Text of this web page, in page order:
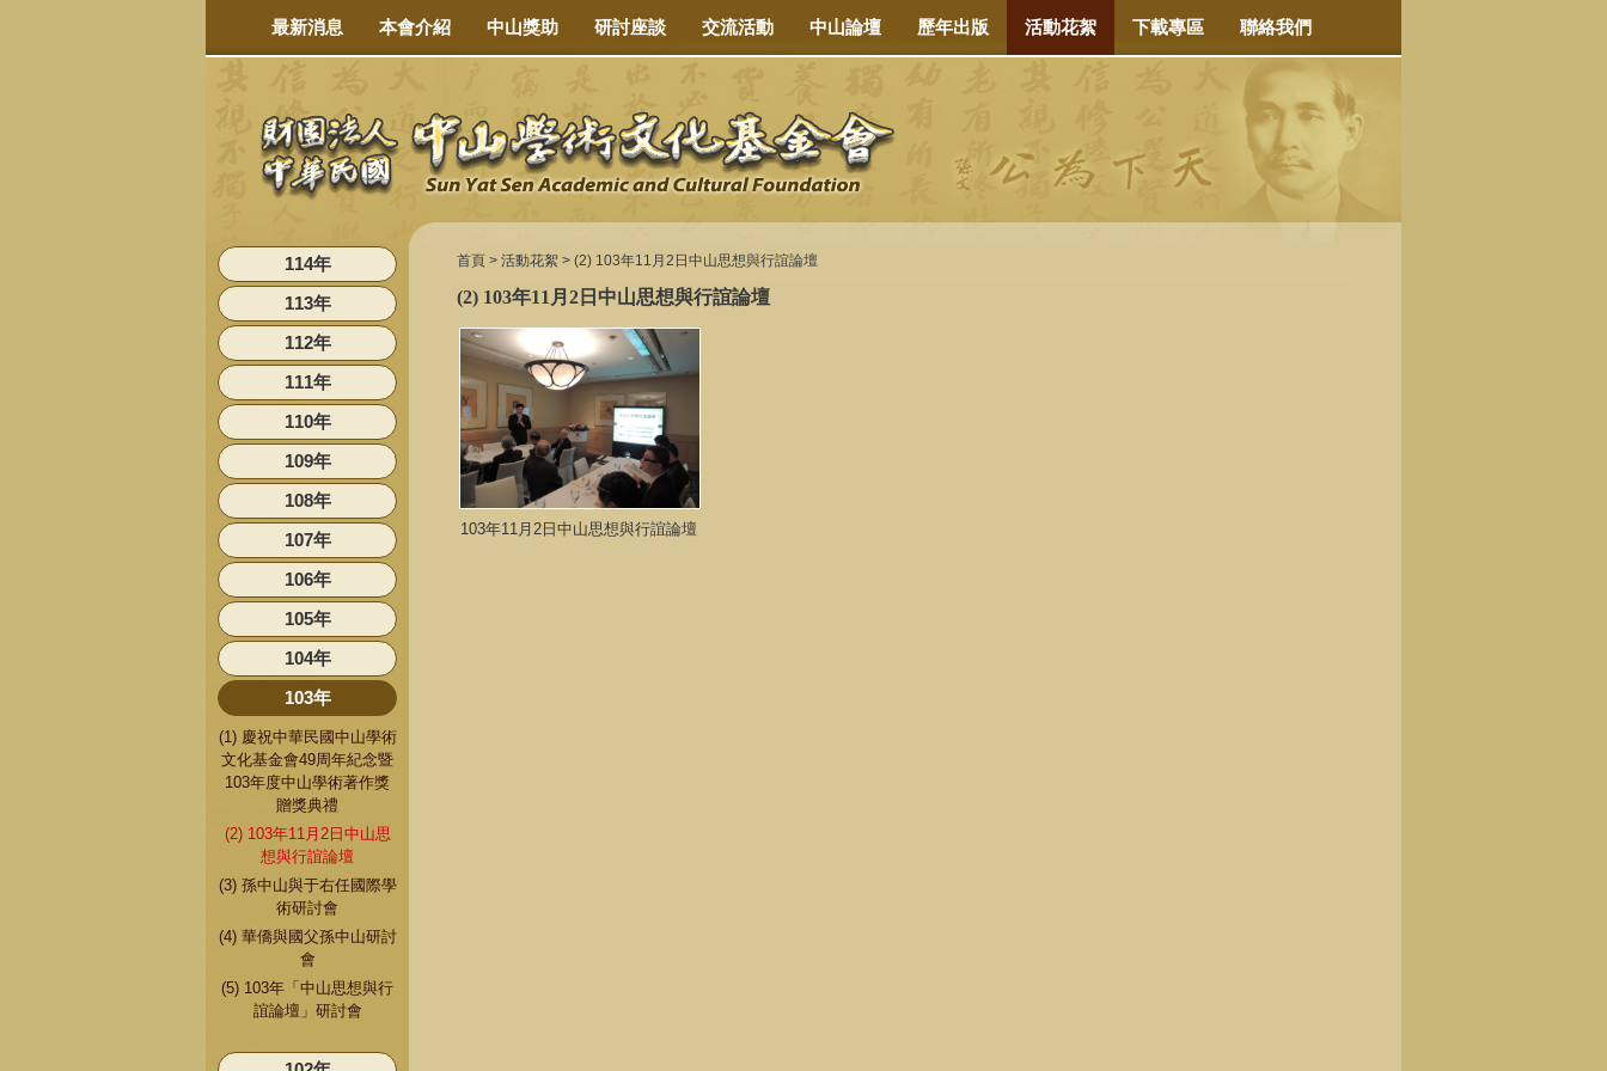
最新消息 本會介紹 中山獎助 研討座談 交流活動 中山論壇 歷年出版 活動花絮 下載專區 聯絡我們
114年
113年
112年
111年
110年
109年
108年
107年
106年
105年
104年
103年
(1) 慶祝中華民國中山學術
文化基金會49周年紀念暨
103年度中山學術著作獎
贈獎典禮
(2) 103年11月2日中山思
想與行誼論壇
(3) 孫中山與于右任國際學
術研討會
(4) 華僑與國父孫中山研討
會
(5) 103年「中山思想與行
誼論壇」研討會
首頁 > 活動花絮 > (2) 103年11月2日中山思想與行誼論壇
(2) 103年11月2日中山思想與行誼論壇
103年11月2日中山思想與行誼論壇